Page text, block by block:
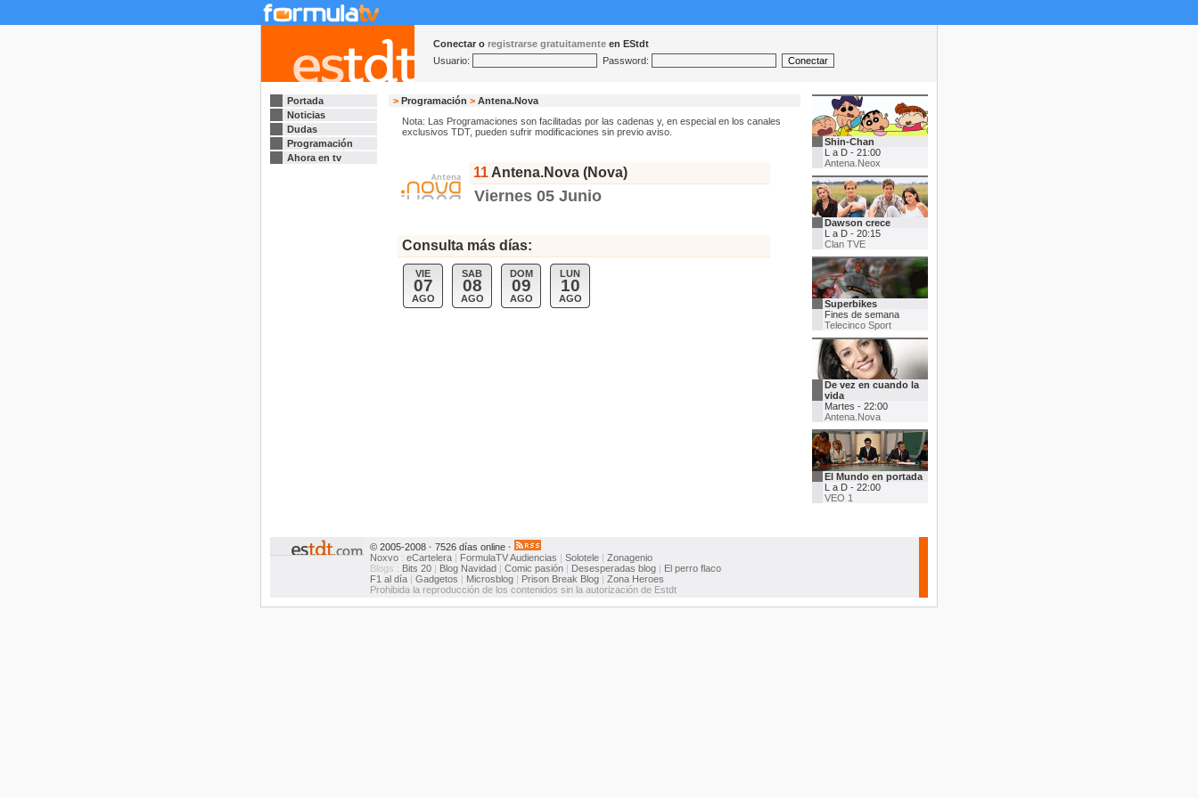
Conectar o registrarse gratuitamente en EStdt
Usuario:
Password:
Portada
Noticias
Dudas
Programación
Ahora en tv
> Programación > Antena.Nova
Nota: Las Programaciones son facilitadas por las cadenas y, en especial en los canales
exclusivos TDT, pueden sufrir modificaciones sin previo aviso.
11 Antena.Nova (Nova)
Viernes 05 Junio
Consulta más días:
VIE
07
AGO
SAB
08
AGO
DOM
09
AGO
LUN
10
AGO
Shin-Chan
L a D - 21:00
Antena.Neox
Dawson crece
L a D - 20:15
Clan TVE
Superbikes
Fines de semana
Telecinco Sport
De vez en cuando la
vida
Martes - 22:00
Antena.Nova
El Mundo en portada
L a D - 22:00
VEO 1
© 2005-2008 · 7526 días online ·
Noxvo : eCartelera | FormulaTVAudiencias | Solotele | Zonagenio
Blogs : Bits 20 | Blog Navidad | Comic pasión | Desesperadas blog | El perro flaco
F1 al día | Gadgetos | Microsblog | Prison Break Blog | Zona Heroes
Prohibida la reproducción de los contenidos sin la autorización de Estdt